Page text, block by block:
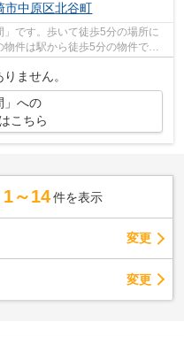
市中原区北谷町
です。歩いて徒歩5分の場所に
件は駅から徒歩5分の物件で
ません。
」への
こちら
1～14 件を表示
変更
変更